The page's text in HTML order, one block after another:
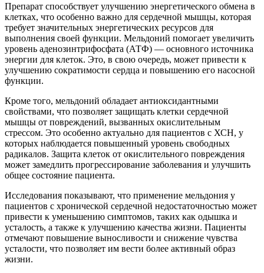
Препарат способствует улучшению энергетического обмена в
клетках, что особенно важно для сердечной мышцы, которая
требует значительных энергетических ресурсов для
выполнения своей функции. Мельдоний помогает увеличить
уровень аденозинтрифосфата (АТФ) — основного источника
энергии для клеток. Это, в свою очередь, может привести к
улучшению сократимости сердца и повышению его насосной
функции.
Кроме того, мельдоний обладает антиоксидантными
свойствами, что позволяет защищать клетки сердечной
мышцы от повреждений, вызванных окислительным
стрессом. Это особенно актуально для пациентов с ХСН, у
которых наблюдается повышенный уровень свободных
радикалов. Защита клеток от окислительного повреждения
может замедлить прогрессирование заболевания и улучшить
общее состояние пациента.
Исследования показывают, что применение мельдония у
пациентов с хронической сердечной недостаточностью может
привести к уменьшению симптомов, таких как одышка и
усталость, а также к улучшению качества жизни. Пациенты
отмечают повышение выносливости и снижение чувства
усталости, что позволяет им вести более активный образ
жизни.